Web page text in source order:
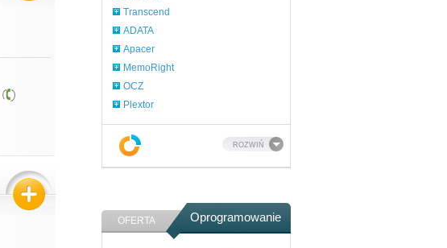
Transcend
ADATA
Apacer
MemoRight
OCZ
Plextor
ROZWIŃ
OFERTA Oprogramowanie